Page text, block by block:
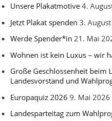
Unsere Plakatmotive 4.
Jetzt Plakat spenden 3.
Werde Spender*in 21. Mai
Wohnen ist kein Luxus – wir
Große Geschlossenheit beim
Landesvorstand und
Europaquiz 2026 9. Mai 2026
Landesparteitag zum